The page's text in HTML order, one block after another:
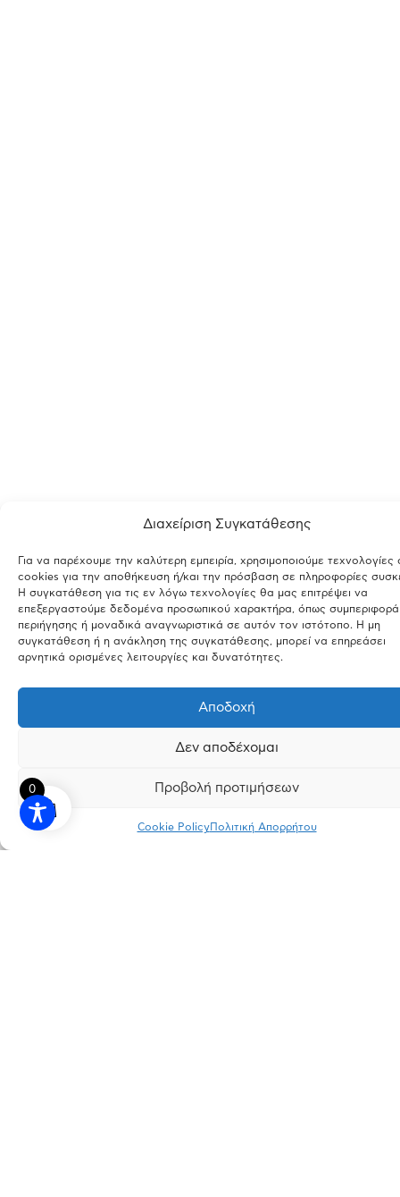
Διαχείριση Συγκατάθεσης
Για να παρέχουμε την καλύτερη εμπειρία, χρησιμοποιούμε τεχνολογίες
cookies για την αποθήκευση ή/και την πρόσβαση σε πληροφορίες
Η συγκατάθεση για τις εν λόγω τεχνολογίες θα μας επιτρέψει να
επεξεργαστούμε δεδομένα προσωπικού χαρακτήρα, όπως συμπεριφορά
περιήγησης ή μοναδικά αναγνωριστικά σε αυτόν τον ιστότοπο. Η μη
συγκατάθεση ή η ανάκληση της συγκατάθεσης, μπορεί να επηρεάσει
αρνητικά ορισμένες λειτουργίες και δυνατότητες.
Αποδοχή
Δεν αποδέχομαι
Προβολή προτιμήσεων
Cookie PolicyΠολιτική Απορρήτου
INSTAGRAM
0